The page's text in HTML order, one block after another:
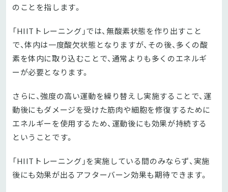
のことを指します。
「HIITトレーニング」では、無酸素状態を作り出すこと
で、体内は一度酸欠状態となりますが、その後、多くの酸
素を体内に取り込むことで、通常よりも多くのエネルギ
ーが必要となります。
さらに、強度の高い運動を繰り替えし実施することで、運
動後にもダメージを受けた筋肉や細胞を修復するために
エネルギーを使用するため、運動後にも効果が持続する
ということです。
「HIITトレーニング」を実施している間のみならず、実施
後にも効果が出るアフターバーン効果も期待できます。